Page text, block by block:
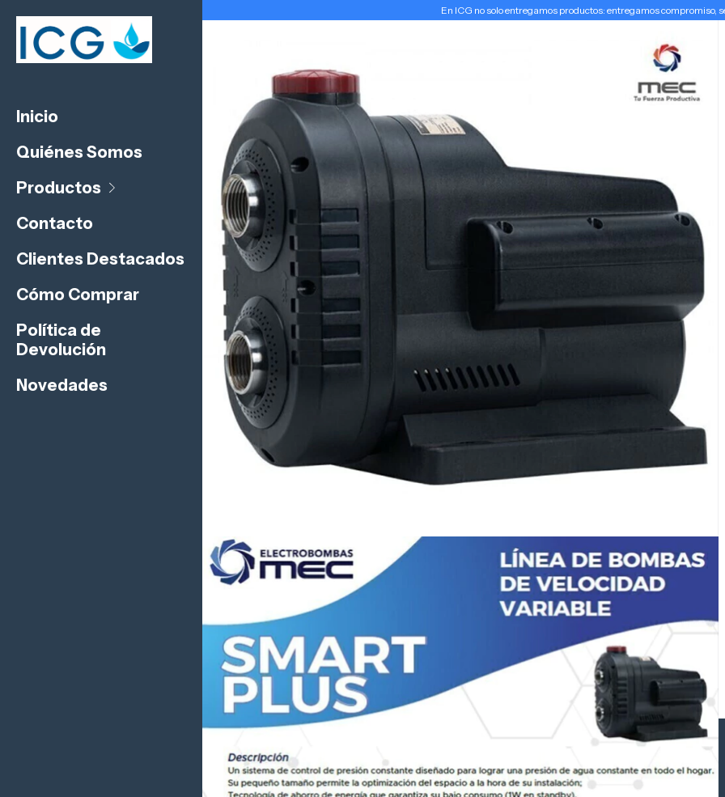
Inicio
Quiénes Somos
Productos
Contacto
Clientes Destacados
Cómo Comprar
Política de
Devolución
Novedades
En ICG no solo entregamos productos: entregamos compromiso,